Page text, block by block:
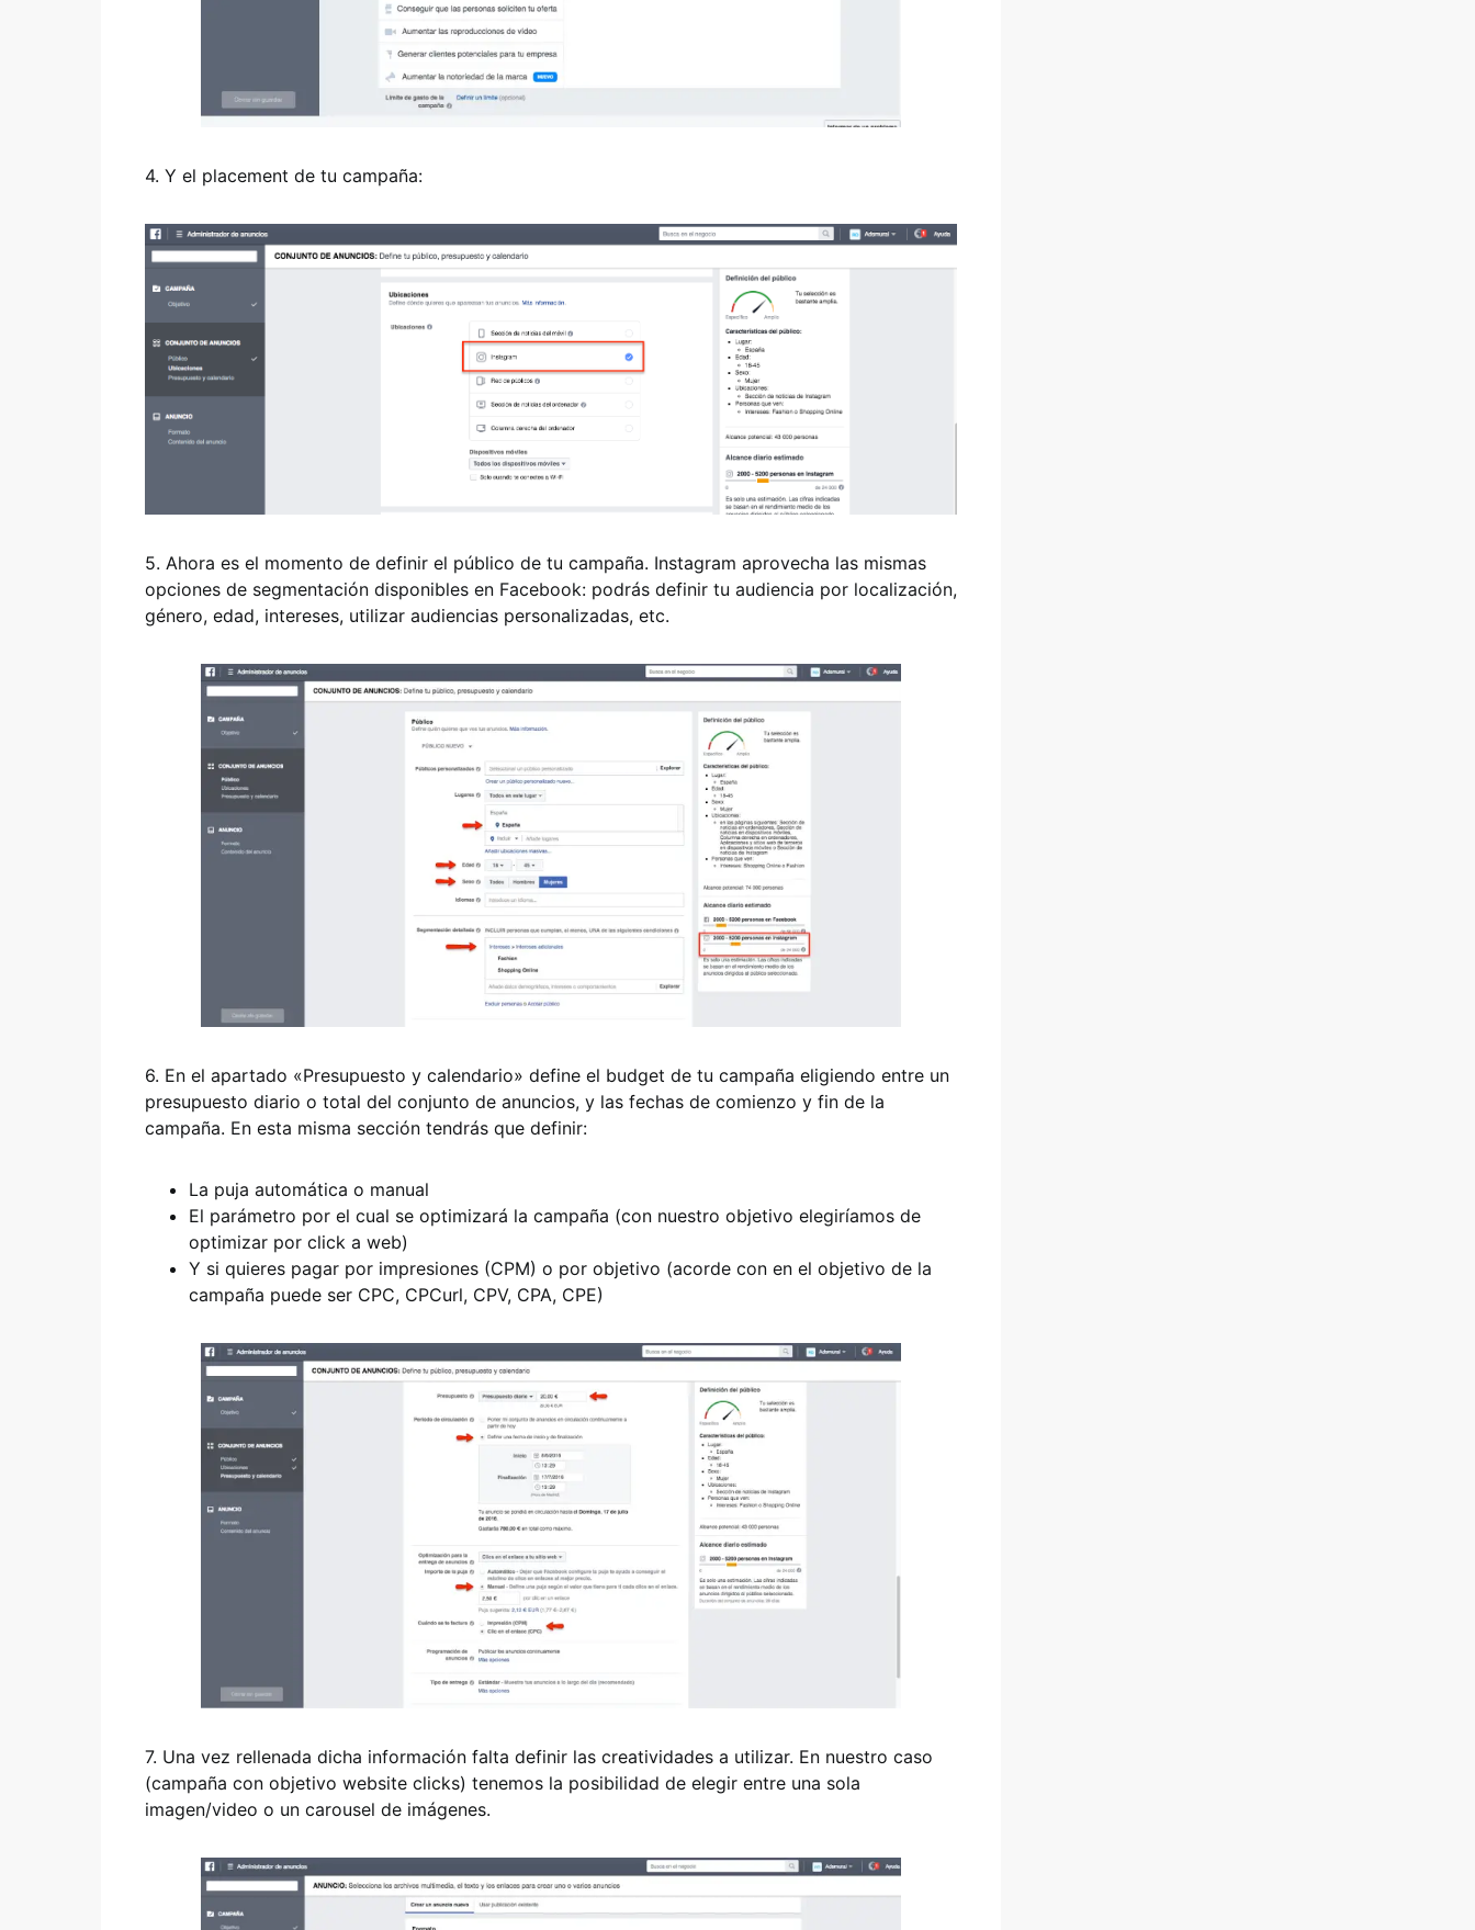
4. Y el placement de tu campaña:
5. Ahora es el momento de definir el público de tu campaña. Instagram aprovecha las mismas
opciones de segmentación disponibles en Facebook: podrás definir tu audiencia por localización,
género, edad, intereses, utilizar audiencias personalizadas, etc.
6. En el apartado «Presupuesto y calendario» define el budget de tu campaña eligiendo entre un
presupuesto diario o total del conjunto de anuncios, y las fechas de comienzo y fin de la
campaña. En esta misma sección tendrás que definir:
La puja automática o manual
El parámetro por el cual se optimizará la campaña (con nuestro objetivo elegiríamos de
optimizar por click a web)
Y si quieres pagar por impresiones (CPM) o por objetivo (acorde con en el objetivo de la
campaña puede ser CPC, CPCurl, CPV, CPA, CPE)
7. Una vez rellenada dicha información falta definir las creatividades a utilizar. En nuestro caso
(campaña con objetivo website clicks) tenemos la posibilidad de elegir entre una sola
imagen/video o un carousel de imágenes.